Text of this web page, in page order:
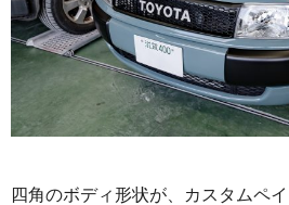
四角のボディ形状が、カスタムペ